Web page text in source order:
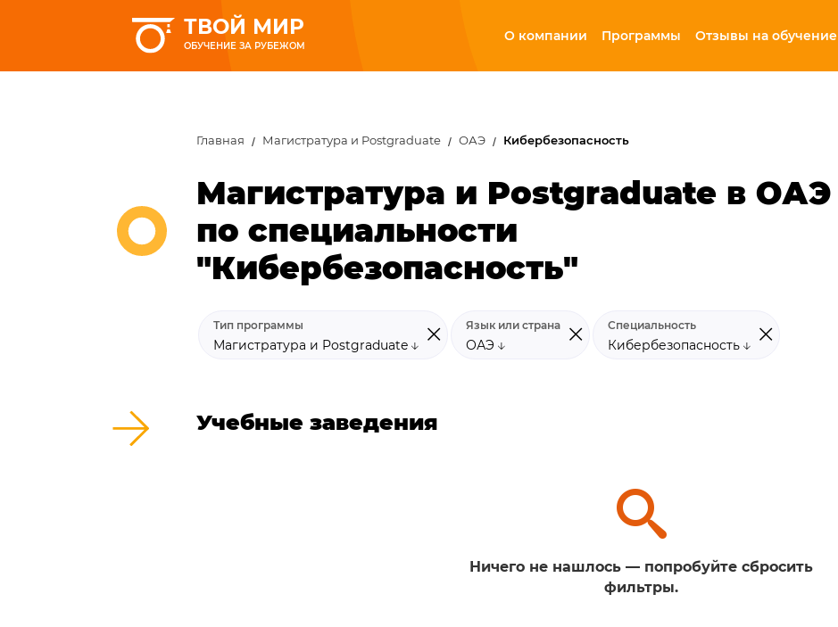
ТВОЙ МИР
ОБУЧЕНИЕ ЗА РУБЕЖОМ
О компании Программы Отзывы на обучение
Главная Магистратура и Postgraduate ОАЭ Кибербезопасность
Магистратура и Postgraduate в ОАЭ
по специальности
"Кибербезопасность"
Тип программы
Магистратура и Postgraduate
Язык или страна
ОАЭ
Специальность
Кибербезопасность
Учебные заведения
Ничего не нашлось — попробуйте сбросить
фильтры.